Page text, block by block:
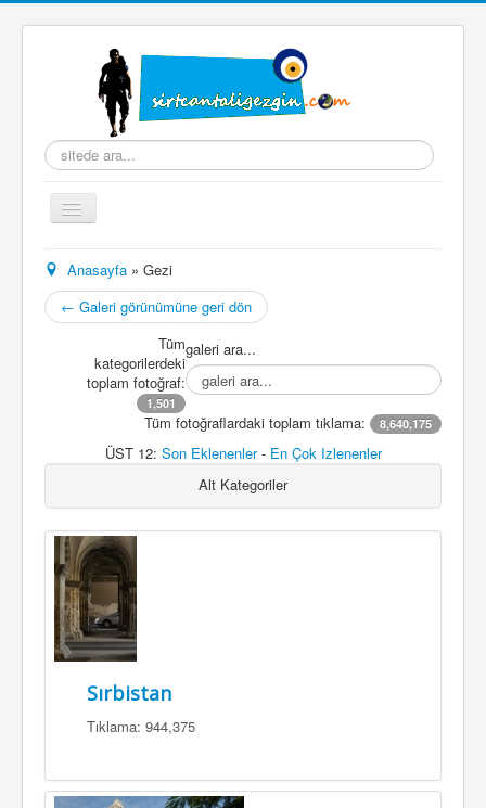
arama...
Gezinme
geçişini
Ana Sayfa
Hakkımda
Seyahatname
Videolar
Bağlantılar
İletişim
Anasayfa » Gezi
← Galeri görünümüne geri dön
galeri ara...
Tüm
kategorilerdeki
toplam fotoğraf:
1,501
Tüm fotoğraflardaki toplam tıklama: 8,640,175
ÜST 12: Son Eklenenler- En Çok Izlenenler
Alt Kategoriler
Sırbistan
Tıklama: 944,375